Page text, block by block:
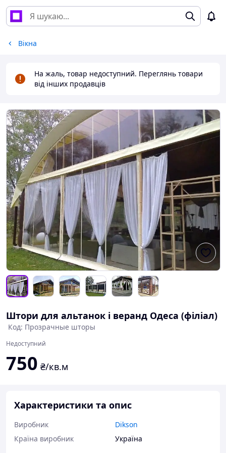
Вікна
На жаль, товар недоступний. Переглянь товари
від інших продавців
Штори для альтанок і веранд Одеса (філіал)
Код: Прозрачные шторы
Недоступний
750 ₴/кв.м
Характеристики та опис
Виробник
Dikson
Країна виробник
Україна